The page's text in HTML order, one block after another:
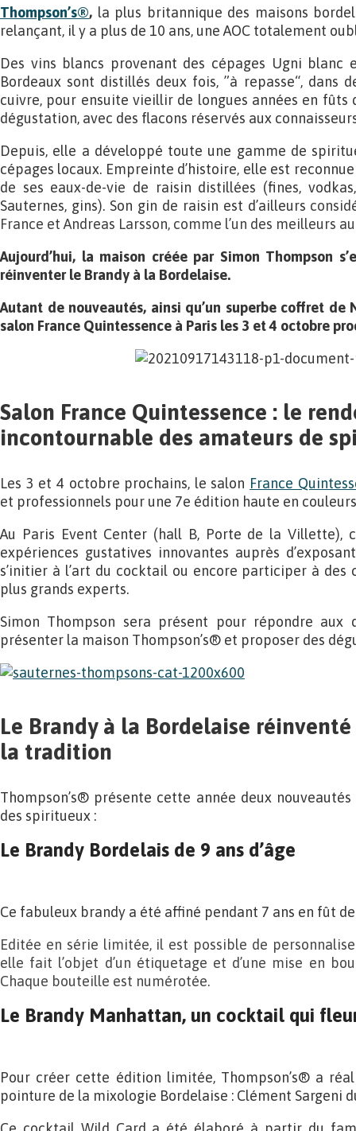
Thompson’s®, la plus britannique des maisons
relançant, il y a plus de 10 ans, une AOC totalement
Des vins blancs provenant des cépages Ugni
Bordeaux sont distillés deux fois, ”à repasse“, dans
cuivre, pour ensuite vieillir de longues années en fûts
dégustation, avec des flacons réservés aux
Depuis, elle a développé toute une gamme de
cépages locaux. Empreinte d’histoire, elle est
de ses eaux-de-vie de raisin distillées (fines,
Sauternes, gins). Son gin de raisin est d’ailleurs
France et Andreas Larsson, comme l’un des meilleurs
Aujourd’hui, la maison créée par Simon Thompson
réinventer le Brandy à la Bordelaise.
Autant de nouveautés, ainsi qu’un superbe coffret de
salon France Quintessence à Paris les 3 et 4 octobre
Salon France Quintessence : le
incontournable des amateurs de
Les 3 et 4 octobre prochains, le salon France
et professionnels pour une 7e édition haute en
Au Paris Event Center (hall B, Porte de la Villette),
expériences gustatives innovantes auprès
s’initier à l’art du cocktail ou encore participer à des
plus grands experts.
Simon Thompson sera présent pour répondre aux
présenter la maison Thompson’s® et proposer des
Le Brandy à la Bordelaise
la tradition
Thompson’s® présente cette année deux
des spiritueux :
Le Brandy Bordelais de 9 ans d’âge
Ce fabuleux brandy a été affiné pendant 7 ans en fût
Editée en série limitée, il est possible de
elle fait l’objet d’un étiquetage et d’une mise en
Chaque bouteille est numérotée.
Le Brandy Manhattan, un cocktail qui
Pour créer cette édition limitée, Thompson’s® a
pointure de la mixologie Bordelaise : Clément Sargeni